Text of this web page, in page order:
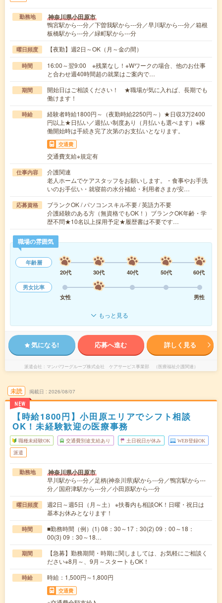
勤務地 神奈川県小田原市
鴨宮駅から---分／下曽我駅から---分／早川駅から---分／箱根
板橋駅から---分／緑町駅から---分
曜日頻度 【夜勤】週2日～OK（月～金の間）
時間
16:00～翌9:00 ※残業なし！※Wワークの場合、他のお仕事
と合わせ週40時間超の就業はご案内で…
期間
開始日はご相談ください！ ★職場が気に入れば、長期でも
働けます！
時給
経験者時給1800円～（夜勤時給2250円～）★日収3万2400
円以上★日払い／週払い制度あり（月払いも選べます）※稼
働開始時は手続き完了次第のお支払いとなります。
交通費
交通費支給※規定有
仕事内容
介護関連
老人ホームでケアスタッフをお願いします。・食事やお手洗
いのお手伝い・就寝前の水分補給・利用者さまが安…
応募資格
ブランクOK / パソコンスキル不要 / 英語力不要
介護経験のある方（無資格でもOK！）ブランクOK年齢・学
歴不問★10名以上採用予定★履歴書は不要です…
職場の雰囲気
年齢層
20代
30代 40代 50代
60代
男女比率
女性
男性
もっと見る
気になる! 応募へ進む 詳しく見る
派遣会社 マンパワーグループ株式会社 ケアサービス事業部 （医療福祉介護関連）
未読
NEW
掲載日 2026/08/07
【時給1800円】小田原エリアでシフト相談
OK！未経験歓迎の医療事務
職種未経験OK 交通費別途支給あり 土日祝日が休み WEB登録OK
派遣
勤務地 神奈川県小田原市
早川駅から---分／足柄(神奈川県)駅から---分／鴨宮駅から---
分／国府津駅から---分／小田原駅から---分
曜日頻度
週2日～週5日（月～土） ※扶養内も相談OK！日曜・祝日は
基本お休みとなります！
時間
■勤務時間（例）(1) 08：30～17：30(2) 09：00～18：
00(3) 09：30～18…
期間
【急募】勤務期間・時期に関しましては、お気軽にご相談く
ださい※8月～、9月～スタートもOK！
時給 時給：1,500円～1,800円
交通費